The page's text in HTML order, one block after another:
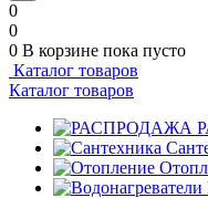
0
0
0 В корзине пока пусто
Каталог товаров
Каталог товаров